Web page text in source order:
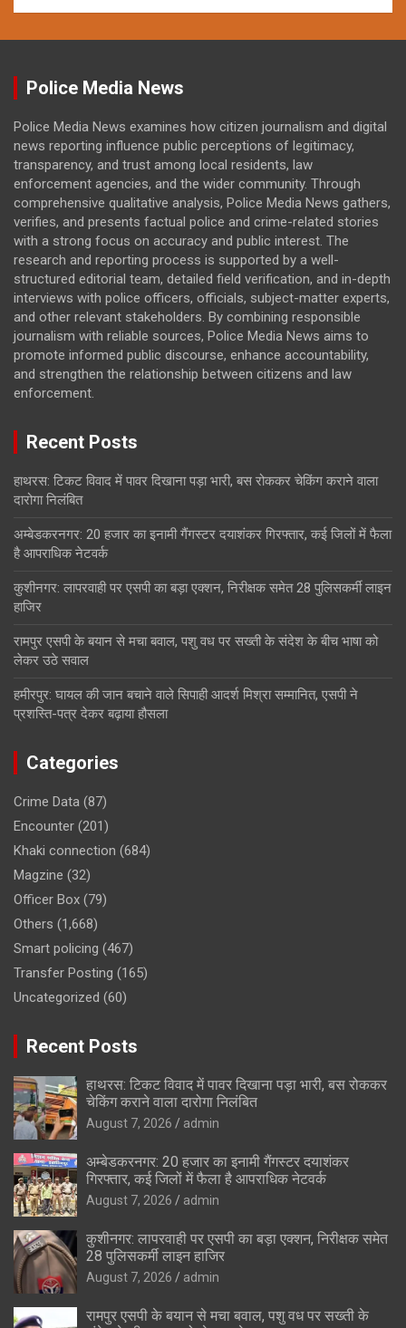
Police Media News
Police Media News examines how citizen journalism and digital
news reporting influence public perceptions of legitimacy,
transparency, and trust among local residents, law
enforcement agencies, and the wider community. Through
comprehensive qualitative analysis, Police Media News gathers,
verifies, and presents factual police and crime-related stories
with a strong focus on accuracy and public interest. The
research and reporting process is supported by a well-
structured editorial team, detailed field verification, and in-depth
interviews with police officers, officials, subject-matter experts,
and other relevant stakeholders. By combining responsible
journalism with reliable sources, Police Media News aims to
promote informed public discourse, enhance accountability,
and strengthen the relationship between citizens and law
enforcement.
Recent Posts
हाथरस: टिकट विवाद में पावर दिखाना पड़ा भारी, बस रोककर चेकिंग कराने वाला
दारोगा निलंबित
अम्बेडकरनगर: 20 हजार का इनामी गैंगस्टर दयाशंकर गिरफ्तार, कई जिलों में फैला
है आपराधिक नेटवर्क
कुशीनगर: लापरवाही पर एसपी का बड़ा एक्शन, निरीक्षक समेत 28 पुलिसकर्मी लाइन
हाजिर
रामपुर एसपी के बयान से मचा बवाल, पशु वध पर सख्ती के संदेश के बीच भाषा को
लेकर उठे सवाल
हमीरपुर: घायल की जान बचाने वाले सिपाही आदर्श मिश्रा सम्मानित, एसपी ने
प्रशस्ति-पत्र देकर बढ़ाया हौसला
Categories
Crime Data (87)
Encounter (201)
Khaki connection (684)
Magzine (32)
Officer Box (79)
Others (1,668)
Smart policing (467)
Transfer Posting (165)
Uncategorized (60)
Recent Posts
हाथरस: टिकट विवाद में पावर दिखाना पड़ा भारी, बस रोककर
चेकिंग कराने वाला दारोगा निलंबित
August 7, 2026 admin
अम्बेडकरनगर: 20 हजार का इनामी गैंगस्टर दयाशंकर
गिरफ्तार, कई जिलों में फैला है आपराधिक नेटवर्क
August 7, 2026 admin
कुशीनगर: लापरवाही पर एसपी का बड़ा एक्शन, निरीक्षक समेत
28 पुलिसकर्मी लाइन हाजिर
August 7, 2026 admin
रामपुर एसपी के बयान से मचा बवाल, पशु वध पर सख्ती के